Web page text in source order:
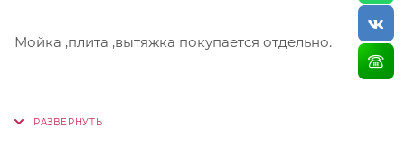
Мойка ,плита ,вытяжка покупается отдельно.